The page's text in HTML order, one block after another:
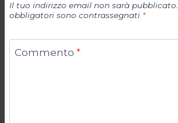
Il tuo indirizzo email non sarà pubblicato.
obbligatori sono contrassegnati *
Commento *